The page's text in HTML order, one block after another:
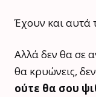
Έχουν και αυτά
Αλλά δεν θα σε
θα κρυώνεις,
ούτε θα σου